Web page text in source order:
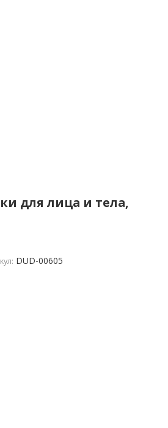
для лица и тела,
DUD-00605